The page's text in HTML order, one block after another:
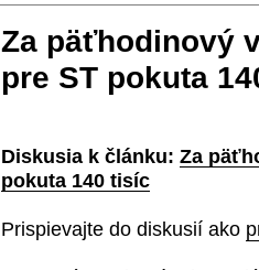
Za päťhodinový
pre ST pokuta
Diskusia k článku: Za
pokuta 140 tisíc
Prispievajte do diskusií ako